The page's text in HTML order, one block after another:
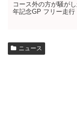
コース外の方が騒が
年記念GP フリー走行
ニュース